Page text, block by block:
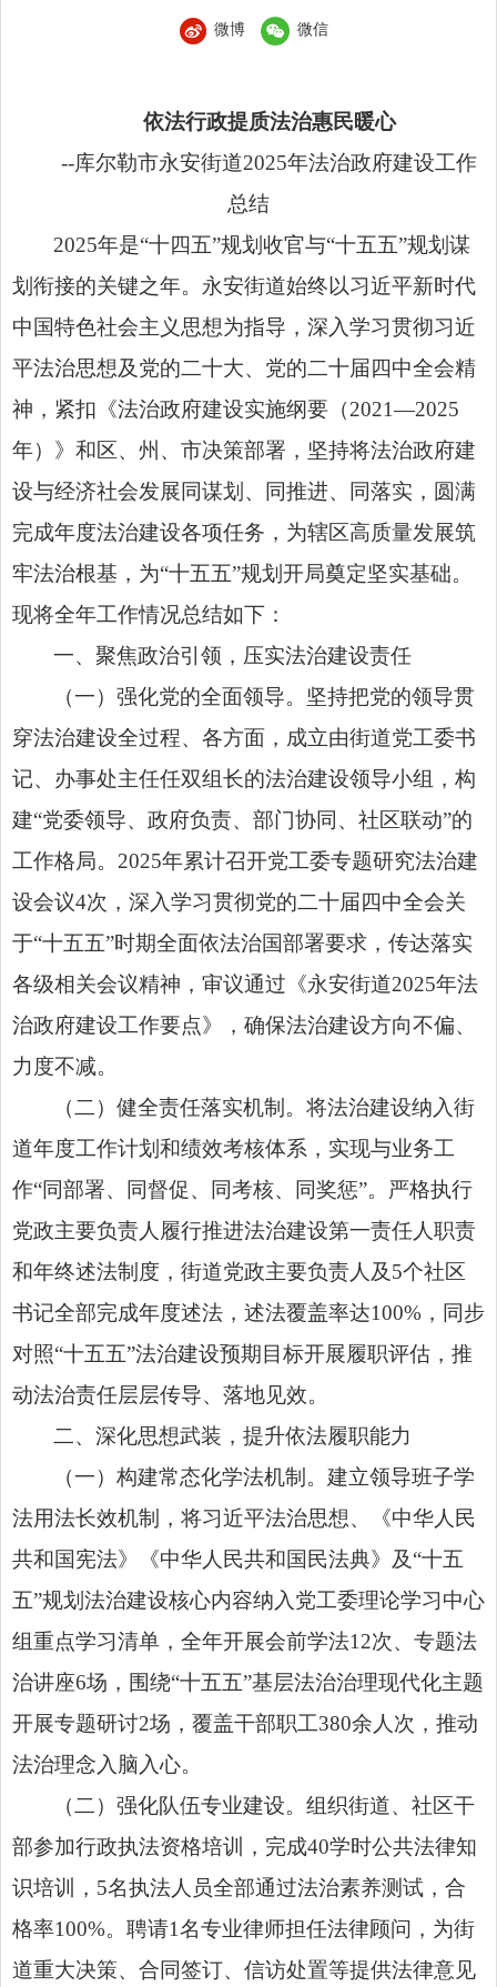
微博 微信
依法行政提质法治惠民暖心
--库尔勒市永安街道2025年法治政府建设工作
总结
2025年是“十四五”规划收官与“十五五”规划谋
划衔接的关键之年。永安街道始终以习近平新时代
中国特色社会主义思想为指导，深入学习贯彻习近
平法治思想及党的二十大、 党的二十届四中全会精
神，紧扣《法治政府建设实施纲要（2021—2025
年）》和区、州、市决策部署，坚持将法治政府建
设与经济社会发展同谋划、同推进、同落实，圆满
完成年度法治建设各项任务，为辖区高质量发展筑
牢法治根基，为“十五五”规划开局奠定坚实基础。
现将全年工作情况总结如下：
一、聚焦政治引领，压实法治建设责任
（一）强化党的全面领导。坚持把党的领导贯
穿法治建设全过程、各方面，成立由街道党工委书
记、办事处主任任双组长的法治建设领导小组，构
建“党委领导、政府负责、部门协同、社区联动”的
工作格局。2025年累计召开党工委专题研究法治建
设会议4次，深入学习贯彻党的二十届四中全会关
于“十五五”时期全面依法治国部署要求，传达落实
各级相关会议精神，审议通过《永安街道2025年法
治政府建设工作要点》，确保法治建设方向不偏、
力度不减。
（二）健全责任落实机制。将法治建设纳入街
道年度工作计划和绩效考核体系，实现与业务工
作“同部署、同督促、同考核、同奖惩”。严格执行
党政主要负责人履行推进法治建设第一责任人职责
和年终述法制度，街道党政主要负责人及5个社区
书记全部完成年度述法，述法覆盖率达100%，同步
对照“十五五”法治建设预期目标开展履职评估，推
动法治责任层层传导、落地见效。
二、深化思想武装，提升依法履职能力
（一）构建常态化学法机制。建立领导班子学
法用法长效机制，将习近平法治思想、
《中华人民
共和国宪法》
《中华人民共和国民法典》 及“十五
五”规划法治建设核心内容纳入党工委理论学习中心
组重点学习清单，全年开展会前学法12次、专题法
治讲座6场，围绕“十五五”基层法治治理现代化主题
开展专题研讨2场，覆盖干部职工380余人次，推动
法治理念入脑入心。
（二）强化队伍专业建设。组织街道、社区干
部参加行政执法资格培训，完成40学时公共法律知
识培训，5名执法人员全部通过法治素养测试，合
格率100%。聘请1名专业律师担任法律顾问，为街
道重大决策、合同签订、信访处置等提供法律意见